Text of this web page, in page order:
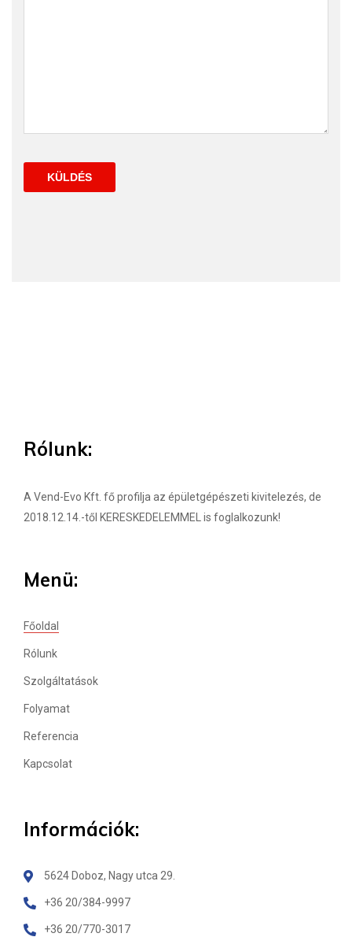
KÜLDÉS
Rólunk:
A Vend-Evo Kft. fő profilja az épületgépészeti kivitelezés, de
2018.12.14.-től KERESKEDELEMMEL is foglalkozunk!
Menü:
Főoldal
Rólunk
Szolgáltatások
Folyamat
Referencia
Kapcsolat
Információk:
5624 Doboz, Nagy utca 29.
+36 20/384-9997
+36 20/770-3017